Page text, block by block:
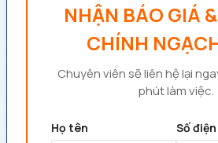
NHẬN BÁO GIÁ
CHÍNH
Chuyên viên sẽ liên hệ lại
phút làm việc.
Họ tên Số